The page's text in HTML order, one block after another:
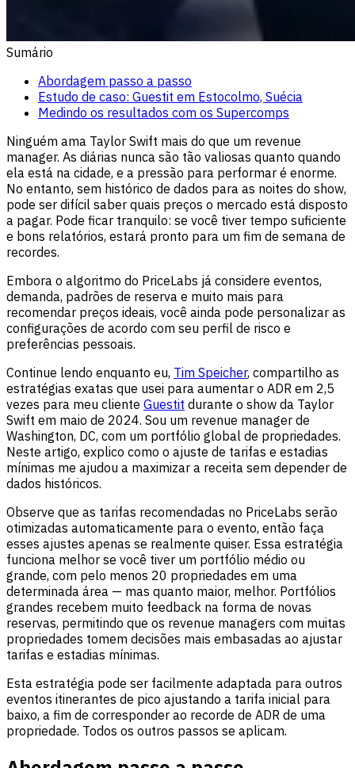
Sumário
Abordagem passo a passo
Estudo de caso: Guestit em Estocolmo, Suécia
Medindo os resultados com os Supercomps
Ninguém ama Taylor Swift mais do que um revenue
manager. As diárias nunca são tão valiosas quanto quando
ela está na cidade, e a pressão para performar é enorme.
No entanto, sem histórico de dados para as noites do show,
pode ser difícil saber quais preços o mercado está disposto
a pagar. Pode ficar tranquilo: se você tiver tempo suficiente
e bons relatórios, estará pronto para um fim de semana de
recordes.
Embora o algoritmo do PriceLabs já considere eventos,
demanda, padrões de reserva e muito mais para
recomendar preços ideais, você ainda pode personalizar as
configurações de acordo com seu perfil de risco e
preferências pessoais.
Continue lendo enquanto eu, Tim Speicher, compartilho as
estratégias exatas que usei para aumentar o ADR em 2,5
vezes para meu cliente Guestit durante o show da Taylor
Swift em maio de 2024. Sou um revenue manager de
Washington, DC, com um portfólio global de propriedades.
Neste artigo, explico como o ajuste de tarifas e estadias
mínimas me ajudou a maximizar a receita sem depender de
dados históricos.
Observe que as tarifas recomendadas no PriceLabs serão
otimizadas automaticamente para o evento, então faça
esses ajustes apenas se realmente quiser. Essa estratégia
funciona melhor se você tiver um portfólio médio ou
grande, com pelo menos 20 propriedades em uma
determinada área — mas quanto maior, melhor. Portfólios
grandes recebem muito feedback na forma de novas
reservas, permitindo que os revenue managers com muitas
propriedades tomem decisões mais embasadas ao ajustar
tarifas e estadias mínimas.
Esta estratégia pode ser facilmente adaptada para outros
eventos itinerantes de pico ajustando a tarifa inicial para
baixo, a fim de corresponder ao recorde de ADR de uma
propriedade. Todos os outros passos se aplicam.